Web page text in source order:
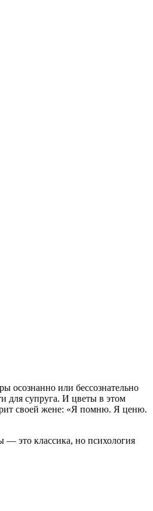
осознанно или бессознательно
для супруга. И цветы в этом
своей жене: «Я помню. Я ценю.
это классика, но психология